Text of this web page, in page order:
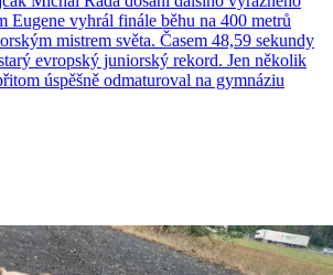
Eugene vyhrál finále běhu na 400 metrů
mistrem světa. Časem 48,59 sekundy
evropský juniorský rekord. Jen několik
úspěšně odmaturoval na gymnáziu